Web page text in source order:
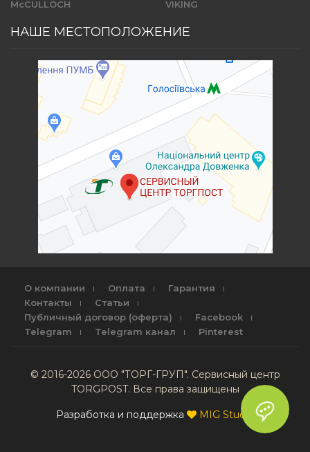
McCULLOCH
VIKING
НАШЕ МЕСТОПОЛОЖЕНИЕ
О компании Оплата
Гарантия
Контакты
Статьи
Публичный договор (оферта)
Facebook
Telegram
Telegram канал Pinterest
© 2016-2026 ООО "ТОРГ-ГРУП". Сервисный центр
TORGPOST. Все права защищены
Разработка и поддержка MIG Studio